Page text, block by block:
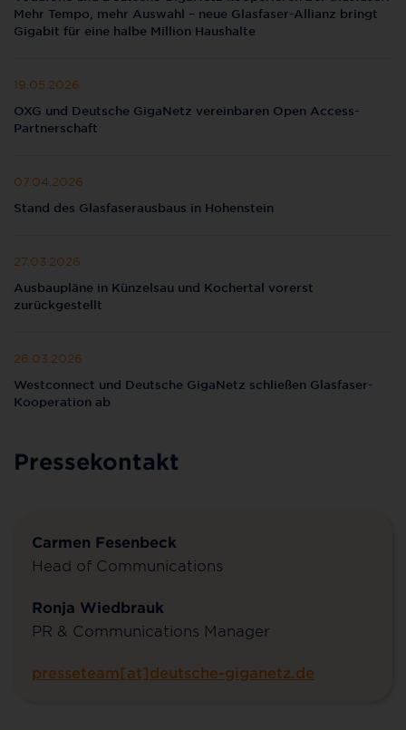
Mehr Tempo, mehr Auswahl – neue Glasfaser-Allianz bringt
Gigabit für eine halbe Million Haushalte
19.05.2026
OXG und Deutsche GigaNetz vereinbaren Open Access-
Partnerschaft
07.04.2026
Stand des Glasfaserausbaus in Hohenstein
27.03.2026
Ausbaupläne in Künzelsau und Kochertal vorerst
zurückgestellt
26.03.2026
Westconnect und Deutsche GigaNetz schließen Glasfaser-
Kooperation ab
Pressekontakt
Carmen Fesenbeck
Head of Communications
Ronja Wiedbrauk
PR & Communications Manager
presseteam[at]deutsche-giganetz.de